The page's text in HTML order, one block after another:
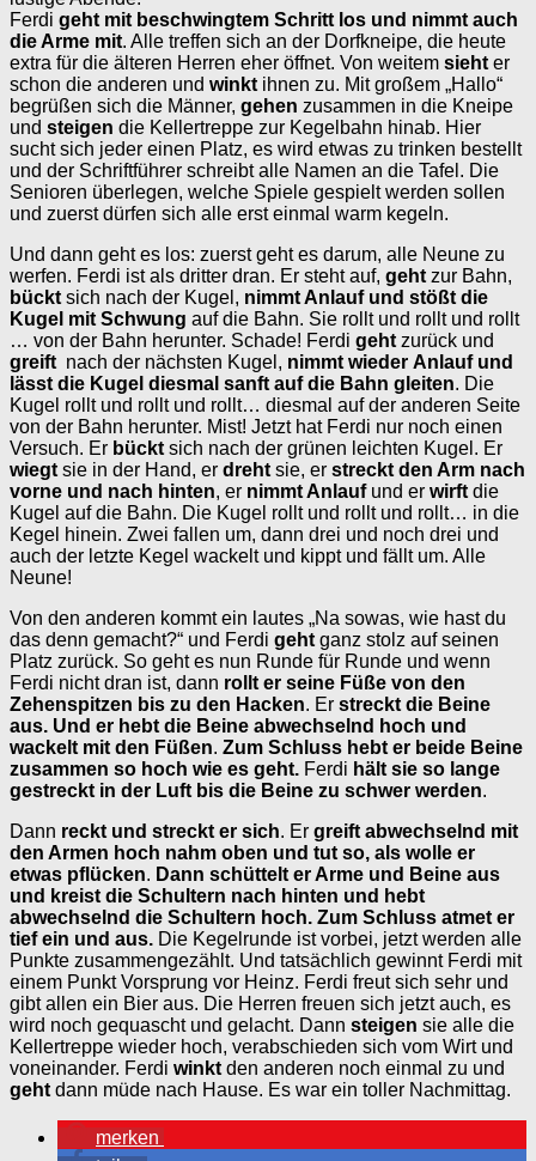
Ferdi geht mit beschwingtem Schritt los und nimmt auch
die Arme mit. Alle treffen sich an der Dorfkneipe, die heute
extra für die älteren Herren eher öffnet. Von weitem sieht er
schon die anderen und winkt ihnen zu. Mit großem „Hallo“
begrüßen sich die Männer, gehen zusammen in die Kneipe
und steigen die Kellertreppe zur Kegelbahn hinab. Hier
sucht sich jeder einen Platz, es wird etwas zu trinken bestellt
und der Schriftführer schreibt alle Namen an die Tafel. Die
Senioren überlegen, welche Spiele gespielt werden sollen
und zuerst dürfen sich alle erst einmal warm kegeln.
Und dann geht es los: zuerst geht es darum, alle Neune zu
werfen. Ferdi ist als dritter dran. Er steht auf, geht zur Bahn,
bückt sich nach der Kugel, nimmt Anlauf und stößt die
Kugel mit Schwung auf die Bahn. Sie rollt und rollt und rollt
… von der Bahn herunter. Schade! Ferdi geht zurück und
greift nach der nächsten Kugel, nimmt wieder Anlauf und
lässt die Kugel diesmal sanft auf die Bahn gleiten. Die
Kugel rollt und rollt und rollt… diesmal auf der anderen Seite
von der Bahn herunter. Mist! Jetzt hat Ferdi nur noch einen
Versuch. Er bückt sich nach der grünen leichten Kugel. Er
wiegt sie in der Hand, er dreht sie, er streckt den Arm nach
vorne und nach hinten, er nimmt Anlaufund er wirft die
Kugel auf die Bahn. Die Kugel rollt und rollt und rollt… in die
Kegel hinein. Zwei fallen um, dann drei und noch drei und
auch der letzte Kegel wackelt und kippt und fällt um. Alle
Neune!
Von den anderen kommt ein lautes „Na sowas, wie hast du
das denn gemacht?“ und Ferdi geht ganz stolz auf seinen
Platz zurück. So geht es nun Runde für Runde und wenn
Ferdi nicht dran ist, dann rollt er seine Füße von den
Zehenspitzen bis zu den Hacken. Er streckt die Beine
aus. Und er hebt die Beine abwechselnd hoch und
wackelt mit den Füßen. Zum Schluss hebt er beide Beine
zusammen so hoch wie es geht. Ferdi hält sie so lange
gestreckt in der Luft bis die Beine zu schwer werden.
Dann reckt und streckt er sich. Er greift abwechselnd mit
den Armen hoch nahm oben und tut so, als wolle er
etwas pflücken. Dann schüttelt er Arme und Beine aus
und kreist die Schultern nach hinten und hebt
abwechselnd die Schultern hoch. Zum Schluss atmet er
tief ein und aus. Die Kegelrunde ist vorbei, jetzt werden alle
Punkte zusammengezählt. Und tatsächlich gewinnt Ferdi mit
einem Punkt Vorsprung vor Heinz. Ferdi freut sich sehr und
gibt allen ein Bier aus. Die Herren freuen sich jetzt auch, es
wird noch gequascht und gelacht. Dann steigen sie alle die
Kellertreppe wieder hoch, verabschieden sich vom Wirt und
voneinander. Ferdi winkt den anderen noch einmal zu und
geht dann müde nach Hause. Es war ein toller Nachmittag.
merken